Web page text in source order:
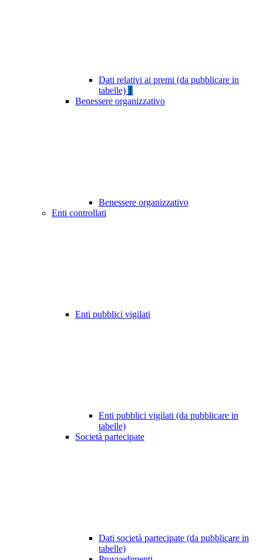
Dati relativi ai premi (da pubblicare in
tabelle) 1
Benessere organizzativo
Benessere organizzativo
Enti controllati
Enti pubblici vigilati
Enti pubblici vigilati (da pubblicare in
tabelle)
Società partecipate
Dati società partecipate (da pubblicare in
tabelle)